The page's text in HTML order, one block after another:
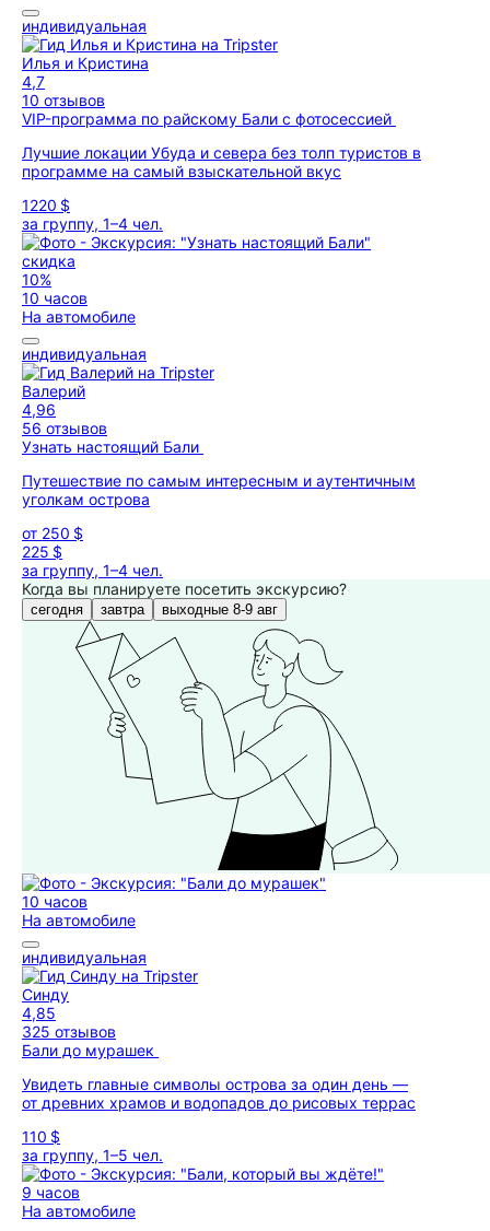
индивидуальная
Илья и Кристина
4,7
10 отзывов
VIP-программа по райскому Бали с фотосессией
Лучшие локации Убуда и севера без толп туристов в
программе на самый взыскательной вкус
1220 $
за группу, 1–4 чел.
скидка
10%
10 часов
На автомобиле
индивидуальная
Валерий
4,96
56 отзывов
Узнать настоящий Бали
Путешествие по самым интересным и аутентичным
уголкам острова
от 250 $
225 $
за группу, 1–4 чел.
Когда вы планируете посетить экскурсию?
сегодня завтра выходные 8-9 авг
10 часов
На автомобиле
индивидуальная
Синду
4,85
325 отзывов
Бали до мурашек
Увидеть главные символы острова за один день —
от древних храмов и водопадов до рисовых террас
110 $
за группу, 1–5 чел.
9 часов
На автомобиле